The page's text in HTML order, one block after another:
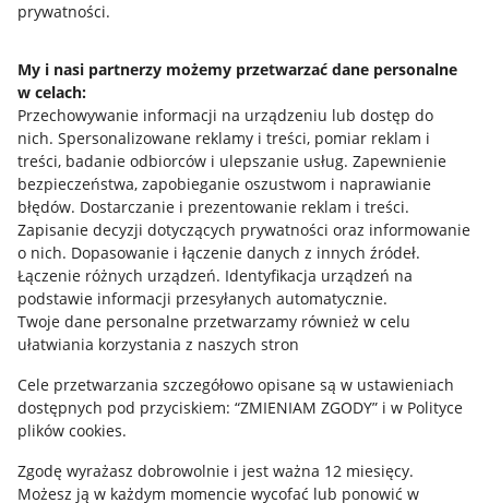
prywatności.
My i nasi partnerzy możemy przetwarzać dane personalne
w celach:
Przechowywanie informacji na urządzeniu lub dostęp do
nich. Spersonalizowane reklamy i treści, pomiar reklam i
treści, badanie odbiorców i ulepszanie usług. Zapewnienie
bezpieczeństwa, zapobieganie oszustwom i naprawianie
błędów. Dostarczanie i prezentowanie reklam i treści.
Zapisanie decyzji dotyczących prywatności oraz informowanie
o nich. Dopasowanie i łączenie danych z innych źródeł.
Łączenie różnych urządzeń. Identyfikacja urządzeń na
podstawie informacji przesyłanych automatycznie.
Twoje dane personalne przetwarzamy również w celu
ułatwiania korzystania z naszych stron
Cele przetwarzania szczegółowo opisane są w ustawieniach
dostępnych pod przyciskiem: “ZMIENIAM ZGODY” i w Polityce
plików cookies.
Zgodę wyrażasz dobrowolnie i jest ważna 12 miesięcy.
Możesz ją w każdym momencie wycofać lub ponowić w
Jak to działa
Allegro Gadane dla sprzedających
Allegro Gadane dla kupujących
Mapa miejscowości
Informacje prawne
Regulamin
Polityka plików "cookies"
Ustawienia plików "cookies"
Udostępnianie lokalizacji
Informacje dla Aktu o Usługach Cyfrowych
Pobierz aplikację